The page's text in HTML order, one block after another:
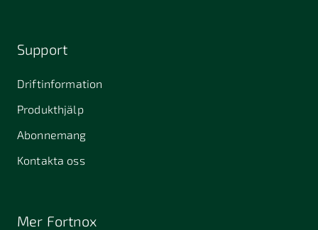
Support
Driftinformation
Produkthjälp
Abonnemang
Kontakta oss
Mer Fortnox